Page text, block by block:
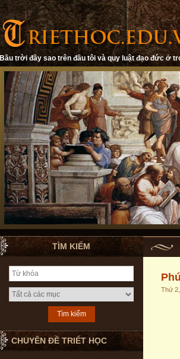
Bầu trời đầy sao trên đầu tôi và quy luật đạo đức ở
TÌM KIẾM
CHUYÊN ĐỀ TRIẾT HỌC
Thứ